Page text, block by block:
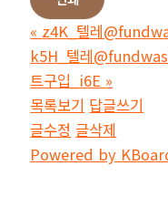
« z4K_텔레
k5H_텔레
트구입_i6E »
목록보기 답글쓰기
글수정 글삭제
Powered by